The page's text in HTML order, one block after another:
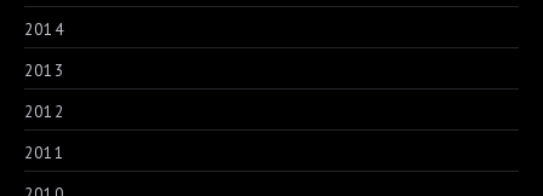
2014
2013
2012
2011